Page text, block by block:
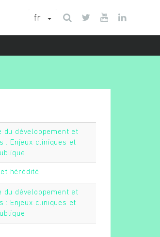
fr
du développement et
: Enjeux cliniques et
hérédité
du développement et
: Enjeux cliniques et